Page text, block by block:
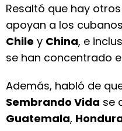
Resaltó que hay
apoyan a los
Chile y China, e
se han concentrado
Además, habló de
Sembrando Vida se
Guatemala,